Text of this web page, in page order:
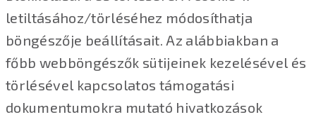
letiltásához/törléséhez módosíthatja
böngészője beállításait. Az alábbiakban a
főbb webböngészők sütijeinek kezelésével és
törlésével kapcsolatos támogatási
dokumentumokra mutató hivatkozások